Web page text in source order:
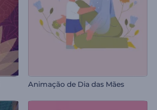
Animação de Dia das Mães